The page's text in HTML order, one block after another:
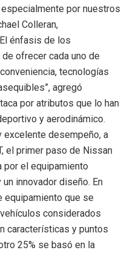
por nuestros
Colleran,
énfasis de los
ofrecer cada uno de
tecnologías
agregó
por atributos que lo han
y aerodinámico.
excelente desempeño, a
el primer paso de Nissan
por el equipamiento
innovador diseño. En
equipamiento que se
considerados
características y puntos
25% se basó en la